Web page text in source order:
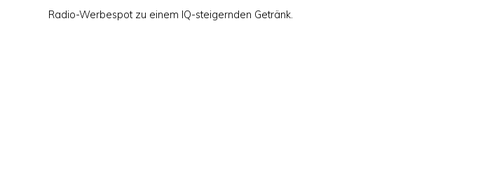
Radio-Werbespot zu einem IQ-steigernden Getränk.